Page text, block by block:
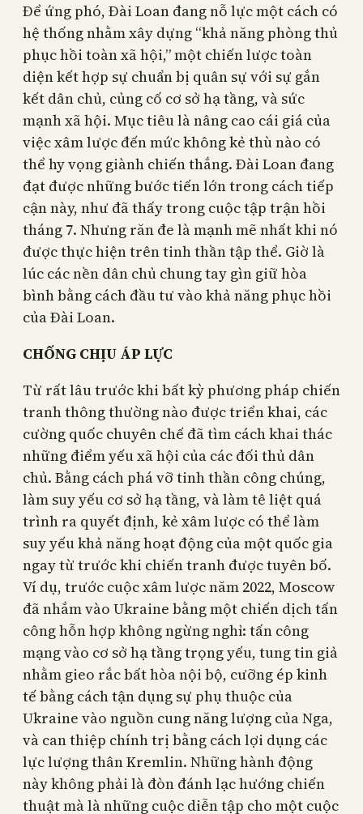
Để ứng phó, Đài Loan đang nỗ lực một cách có
hệ thống nhằm xây dựng “khả năng phòng thủ
phục hồi toàn xã hội,” một chiến lược toàn
diện kết hợp sự chuẩn bị quân sự với sự gắn
kết dân chủ, củng cố cơ sở hạ tầng, và sức
mạnh xã hội. Mục tiêu là nâng cao cái giá của
việc xâm lược đến mức không kẻ thù nào có
thể hy vọng giành chiến thắng. Đài Loan đang
đạt được những bước tiến lớn trong cách tiếp
cận này, như đã thấy trong cuộc tập trận hồi
tháng 7. Nhưng răn đe là mạnh mẽ nhất khi nó
được thực hiện trên tinh thần tập thể. Giờ là
lúc các nền dân chủ chung tay gìn giữ hòa
bình bằng cách đầu tư vào khả năng phục hồi
của Đài Loan.
CHỐNG CHỊU ÁP LỰC
Từ rất lâu trước khi bất kỳ phương pháp chiến
tranh thông thường nào được triển khai, các
cường quốc chuyên chế đã tìm cách khai thác
những điểm yếu xã hội của các đối thủ dân
chủ. Bằng cách phá vỡ tinh thần công chúng,
làm suy yếu cơ sở hạ tầng, và làm tê liệt quá
trình ra quyết định, kẻ xâm lược có thể làm
suy yếu khả năng hoạt động của một quốc gia
ngay từ trước khi chiến tranh được tuyên bố.
Ví dụ, trước cuộc xâm lược năm 2022, Moscow
đã nhắm vào Ukraine bằng một chiến dịch tấn
công hỗn hợp không ngừng nghỉ: tấn công
mạng vào cơ sở hạ tầng trọng yếu, tung tin giả
nhằm gieo rắc bất hòa nội bộ, cưỡng ép kinh
tế bằng cách tận dụng sự phụ thuộc của
Ukraine vào nguồn cung năng lượng của Nga,
và can thiệp chính trị bằng cách lợi dụng các
lực lượng thân Kremlin. Những hành động
này không phải là đòn đánh lạc hướng chiến
thuật mà là những cuộc diễn tập cho một cuộc